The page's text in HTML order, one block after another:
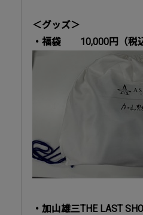
＜グッズ＞
・福袋 10,000円（税
・加山雄三THE LAST